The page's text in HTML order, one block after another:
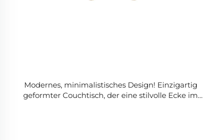
Modernes, minimalistisches Design! Einzigartig
geformter Couchtisch, der eine stilvolle Ecke im